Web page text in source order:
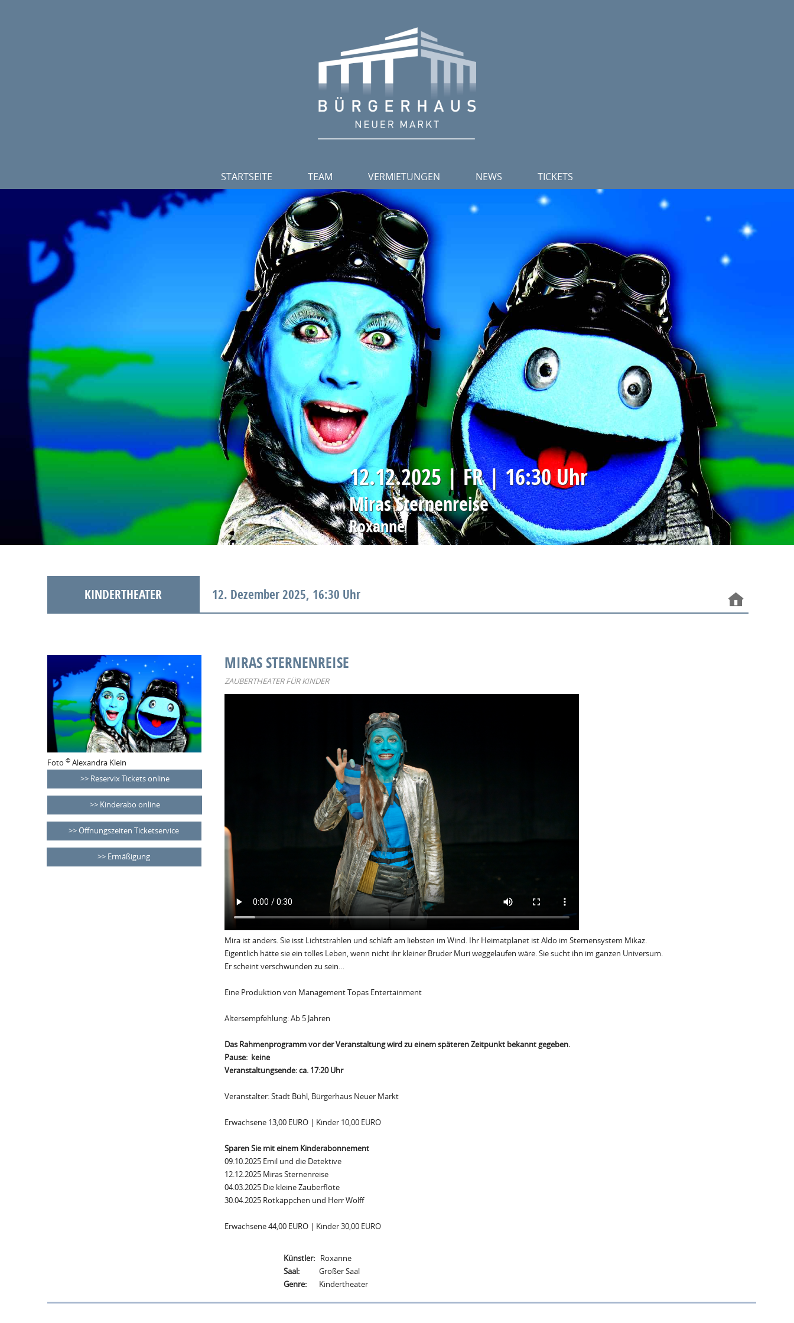
STARTSEITE TEAM
TICKETSERVICE
VERANSTALTUNGSMANAGEMENT
VERANSTALTUNGSTECHNIK
HOUSEKEEPING
STELLENANGEBOTE:
-MINIJOBS
-AUSBILDUNG
-FSJ
VERMIETUNGEN
SAALPLÄNE TICKETVERKAUF
BESTUHLUNGSVARIANTEN
RAUMKAPAZITÄTEN
GASTRONOMIE
DOWNLOAD FORMULARE
NEWS
JAHRESPROGRAMM 2025/2026
NEWSLETTER
TICKETS
KARTENVERKAUF
ABONNEMENTS
ABONNEMENTBEDINGUNGEN
12.12.2025 | FR | 16:30 Uhr
Miras Sternenreise
Roxanne
KINDERTHEATER 12. Dezember 2025, 16:30 Uhr
Foto © Alexandra Klein
Reservix Tickets online
Kinderabo online
Öffnungszeiten Ticketservice
Ermäßigung
MIRAS STERNENREISE
ZAUBERTHEATER FÜR KINDER
Mira ist anders. Sie isst Lichtstrahlen und schläft am liebsten im Wind. Ihr Heimatplanet ist Aldo im Sternensystem Mikaz.
Eigentlich hätte sie ein tolles Leben, wenn nicht ihr kleiner Bruder Muri weggelaufen wäre. Sie sucht ihn im ganzen Universum.
Er scheint verschwunden zu sein…
Eine Produktion von Management Topas Entertainment
Altersempfehlung: Ab 5 Jahren
Das Rahmenprogramm vor der Veranstaltung wird zu einem späteren Zeitpunkt bekannt gegeben.
Pause: keine
Veranstaltungsende: ca. 17:20 Uhr
Veranstalter: Stadt Bühl, Bürgerhaus Neuer Markt
Erwachsene 13,00 EURO | Kinder 10,00 EURO
Sparen Sie mit einem Kinderabonnement
09.10.2025 Emil und die Detektive
12.12.2025 Miras Sternenreise
04.03.2025 Die kleine Zauberflöte
30.04.2025 Rotkäppchen und Herr Wolff
Erwachsene 44,00 EURO | Kinder 30,00 EURO
Künstler:Roxanne
Saal:Großer Saal
Genre:Kindertheater